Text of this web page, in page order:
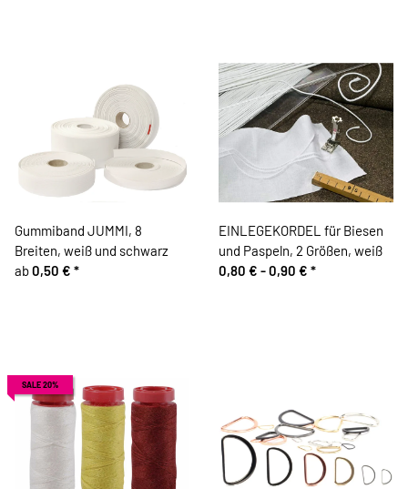
Gummiband JUMMI, 8
Breiten, weiß und schwarz
ab0,50 € *
EINLEGEKORDEL für Biesen
und Paspeln, 2 Größen, weiß
0,80 € -0,90 € *
SALE 20%